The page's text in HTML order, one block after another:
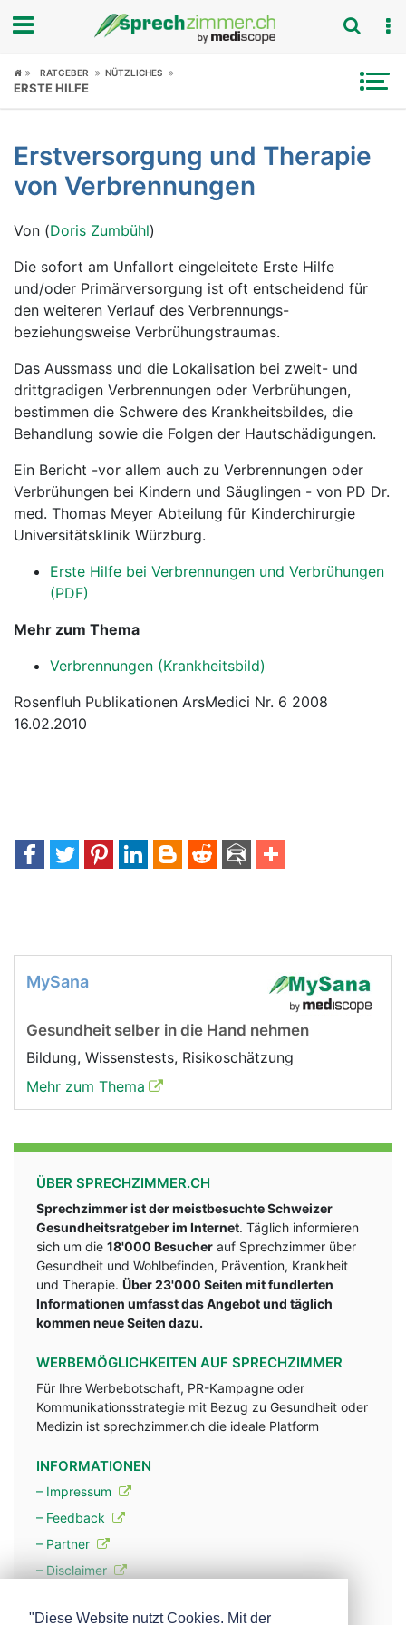
Fokus
Symptome
Ratgeber
Rubriken
RATGEBER NÜTZLICHES
ERSTE HILFE
Erstversorgung und Therapie
von Verbrennungen
Von (Doris Zumbühl)
Die sofort am Unfallort eingeleitete Erste Hilfe
und/oder Primärversorgung ist oft entscheidend für
den weiteren Verlauf des Verbrennungs-
beziehungsweise Verbrühungstraumas.
Das Aussmass und die Lokalisation bei zweit- und
drittgradigen Verbrennungen oder Verbrühungen,
bestimmen die Schwere des Krankheitsbildes, die
Behandlung sowie die Folgen der Hautschädigungen.
Ein Bericht -vor allem auch zu Verbrennungen oder
Verbrühungen bei Kindern und Säuglingen - von PD Dr.
med. Thomas Meyer Abteilung für Kinderchirurgie
Universitätsklinik Würzburg.
Erste Hilfe bei Verbrennungen und Verbrühungen
(PDF)
Mehr zum Thema
Verbrennungen (Krankheitsbild)
Rosenfluh Publikationen ArsMedici Nr. 6 2008
16.02.2010
MySana
Gesundheit selber in die Hand nehmen
Bildung, Wissenstests, Risikoschätzung
Mehr zum Thema
ÜBER SPRECHZIMMER.CH
Sprechzimmer ist der meistbesuchte Schweizer
Gesundheitsratgeber im Internet. Täglich informieren
sich um die 18'000 Besucher auf Sprechzimmer über
Gesundheit und Wohlbefinden, Prävention, Krankheit
und Therapie. Über 23'000 Seiten mit fundlerten
Informationen umfasst das Angebot und täglich
kommen neue Seiten dazu.
WERBEMÖGLICHKEITEN AUF SPRECHZIMMER
Für Ihre Werbebotschaft, PR-Kampagne oder
Kommunikationsstrategie mit Bezug zu Gesundheit oder
Medizin ist sprechzimmer.ch die ideale Platform
INFORMATIONEN
– Impressum
– Feedback
– Partner
– Disclaimer
"Diese Website nutzt Cookies. Mit der